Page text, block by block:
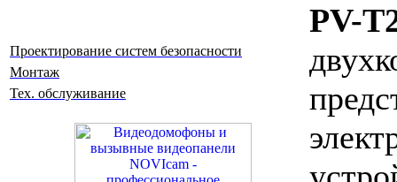
Проектирование систем безопасности
Монтаж
Тех. обслуживание
PV-
д